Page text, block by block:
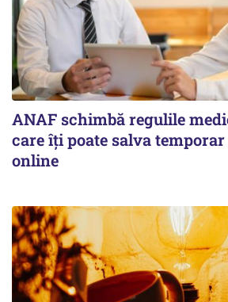
ANAF schimbă regulile
care îți poate salva
online